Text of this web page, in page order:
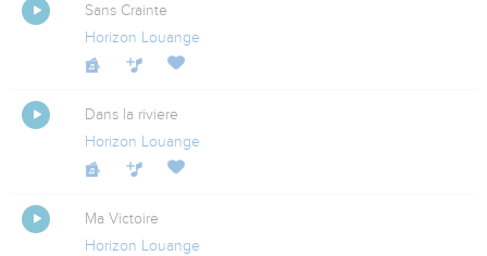
Sans Crainte
Horizon Louange
Dans la riviere
Horizon Louange
Ma Victoire
Horizon Louange